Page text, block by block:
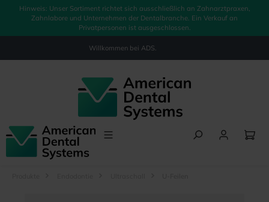
springen
Hinweis: Unser Sortiment richtet sich ausschließlich an Zahnarztpraxen,
Zahnlabore und Unternehmen der Dentalbranche. Ein Verkauf an
Privatpersonen ist ausgeschlossen.
Willkommen bei ADS.